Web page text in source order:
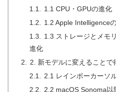
1.1 CPU・GPUの進化
1.2 Apple Intelligence
1.3 ストレージとメモ
進化
2. 新モデルに変えることで
2.1 レインボーカーソ
2.2 macOS Sonoma以